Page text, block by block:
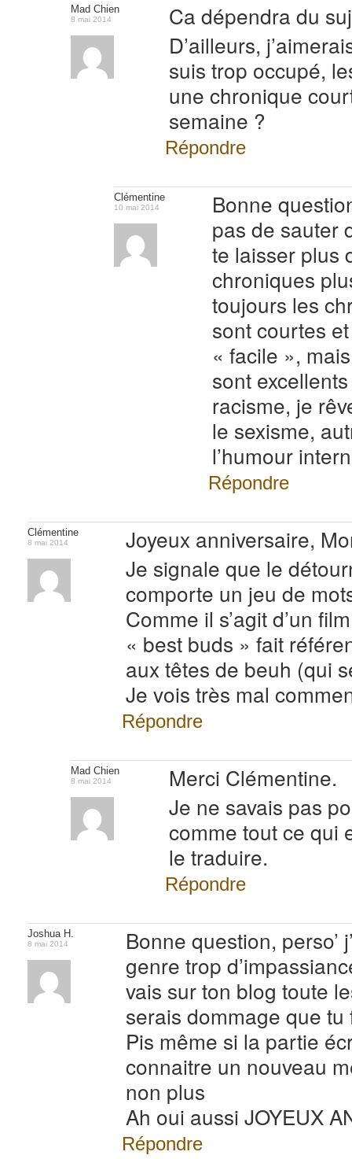
Mad Chien
8 mai 2014
Ca dépendra du
D’ailleurs,
suis trop occupé,
une chronique
semaine ?
Répondre
Clémentine
10 mai 2014
Bonne
pas de sauter
te laisser plus
chroniques
toujours les
sont courtes
« facile »,
sont
racisme, je
le sexisme,
l’humour
Répondre
Clémentine
8 mai 2014
Joyeux anniversaire,
Je signale que le
comporte un jeu de
Comme il s’agit d’un
« best buds » fait
aux têtes de beuh (qui
Je vois très mal
Répondre
Mad Chien
8 mai 2014
Merci Clémentine.
Je ne savais pas
comme tout ce qui
le traduire.
Répondre
Joshua H.
8 mai 2014
Bonne question, perso’
genre trop
vais sur ton blog toute
serais dommage que
Pis même si la partie
connaitre un nouveau
non plus
Ah oui aussi JOYEUX
Répondre